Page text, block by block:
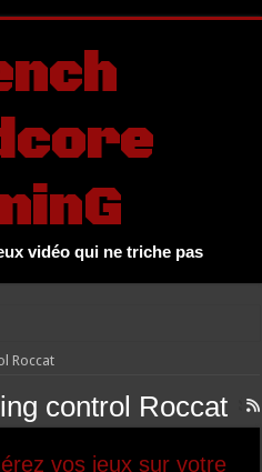
vidéo qui ne triche pas
Roccat
control Roccat
vos jeux sur votre